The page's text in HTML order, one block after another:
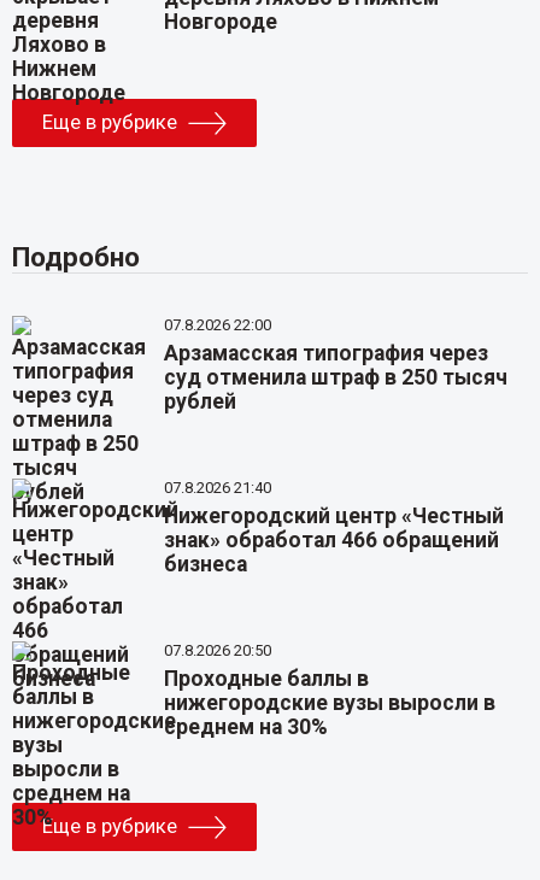
Новгороде
Еще в рубрике
Подробно
07.8.2026 22:00
Арзамасская типография через
суд отменила штраф в 250 тысяч
рублей
07.8.2026 21:40
Нижегородский центр «Честный
знак» обработал 466 обращений
бизнеса
07.8.2026 20:50
Проходные баллы в
нижегородские вузы выросли в
среднем на 30%
Еще в рубрике